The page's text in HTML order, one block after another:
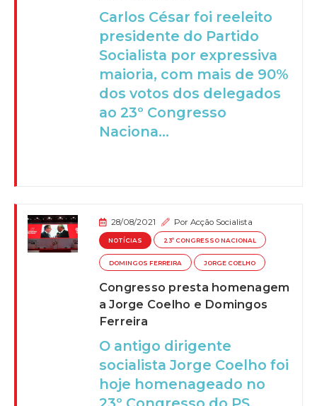
Carlos César foi reeleito
presidente do Partido
Socialista por expressiva
maioria, com mais de 90%
dos votos dos delegados
ao 23º Congresso
Naciona...
28/08/2021 PorAcção Socialista
NOTÍCIAS 23º CONGRESSO NACIONAL
DOMINGOS FERREIRA JORGE COELHO
Congresso presta homenagem
a Jorge Coelho e Domingos
Ferreira
O antigo dirigente
socialista Jorge Coelho foi
hoje homenageado no